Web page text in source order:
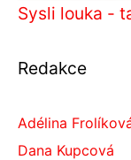
Sysli louka -
Redakce
Adélina
Dana Kupcová